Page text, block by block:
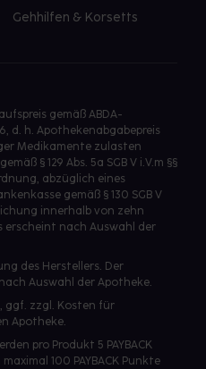
Gehhilfen & Korsetts
gemäß ABDA-
d. h. Apothekenabgabepreis
Medikamente zulasten
§ 129 Abs. 5a SGB V i.V.m §§
abzüglich eines
gemäß § 130 SGB V
innerhalb von zehn
erscheint nach Auswahl der
des Herstellers. Der
Auswahl der Apotheke.
ggf. zzgl. Kosten für
Apotheke.
pro Produkt 5 PAYBACK
100 PAYBACK Punkte